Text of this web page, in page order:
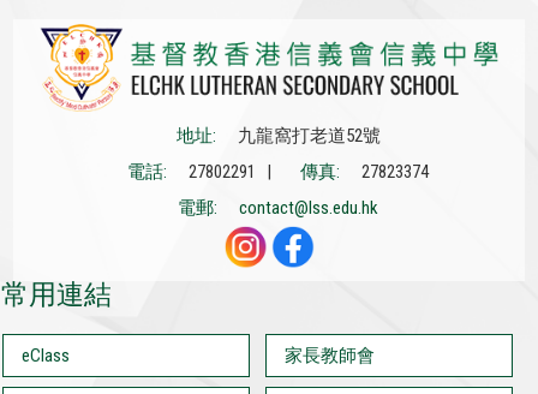
地址:
九龍窩打老道52號
電話:
27802291 | 傳真:
27823374
電郵:
contact@lss.edu.hk
常用連結
eClass 家長教師會